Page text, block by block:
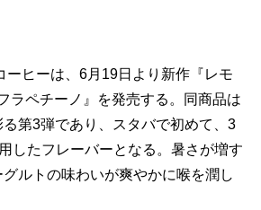
ヒーは、6月19日より新作『レモ
ラペチーノ』を発売する。同商品は
第3弾であり、スタバで初めて、3
したフレーバーとなる。暑さが増す
ルトの味わいが爽やかに喉を潤し